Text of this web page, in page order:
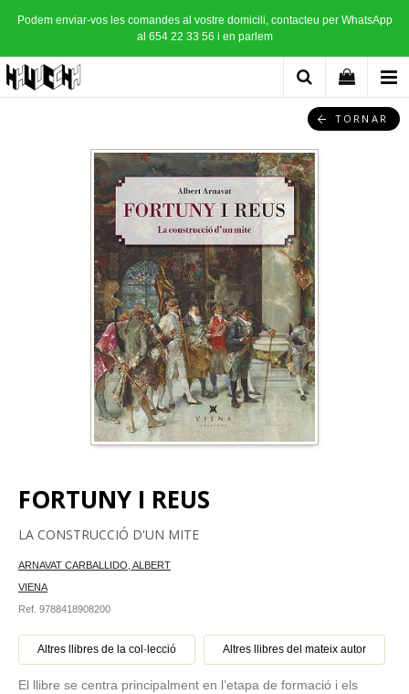
Podem enviar-vos les comandes al vostre domicili, contacteu per WhatsApp
al 654 22 33 56 i en parlem
TORNAR
FORTUNY I REUS
LA CONSTRUCCIÓ D'UN MITE
ARNAVAT CARBALLIDO, ALBERT
VIENA
Ref. 9788418908200
Altres llibres de la col·lecció Altres llibres del mateix autor
El llibre se centra principalment en l’etapa de formació i els